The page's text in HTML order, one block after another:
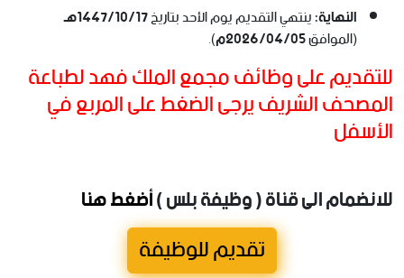
النهاية:ينتهي التقديم يوم الأحد بتاريخ1447/10/17هـ
(الموافق2026/04/05م ).
للتقديم على وظائف مجمع الملك فهد لطباعة
المصحف الشريف يرجى الضغط على المربع في
الأسفل
للانضمام الى قناة ( وظيفة بلس )أضغط هنا
تقديم للوظيفة